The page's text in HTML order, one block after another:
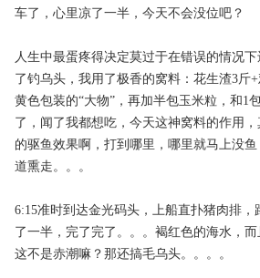
车了，心里凉了一半，今天不会没位吧？
人生中最蛋疼得决定莫过于在错误的情况
了钓乌头，我用了极香的窝料：花生渣3斤
黄色包装的“大物”，再加半包玉米粒，和1
了，闻了我都想吃，今天这神窝料的作用
的驱鱼效果啊，打到哪里，哪里就马上没
道熏走。。。
6:15准时到达金光码头，上船直扑猪肉排
了一半，完了完了。。。褐红色的海水，而
这不是赤潮嘛？那还搞毛乌头。。。。